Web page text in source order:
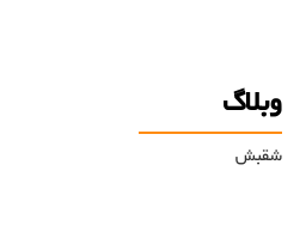
وبلاگ
شقبش